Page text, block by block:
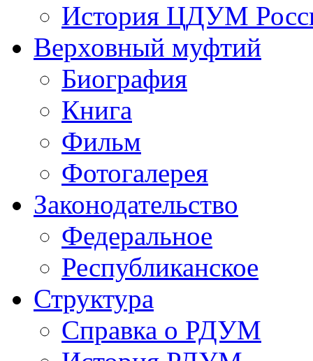
История ЦДУМ
Верховный муфтий
Биография
Книга
Фильм
Фотогалерея
Законодательство
Федеральное
Республиканское
Структура
Справка о РДУМ